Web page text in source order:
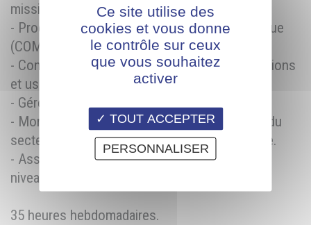
mission consiste à :
- Produire sur machines à commande numérique
(COMEC et FELDER)
- Contrôler la qualité de sa production (dimensions
et usinage)
- Gérer ses outillages et les régler
- Monter en compétence sur tous les postes du
secteur BOIS afin d’accroitre votre polyvalence.
- Assurer l’entretien et la maintenance premier
niveau de son outil de production
35 heures hebdomadaires.
Ce site utilise des
cookies et vous donne
le contrôle sur ceux
que vous souhaitez
activer
TOUT ACCEPTER
PERSONNALISER